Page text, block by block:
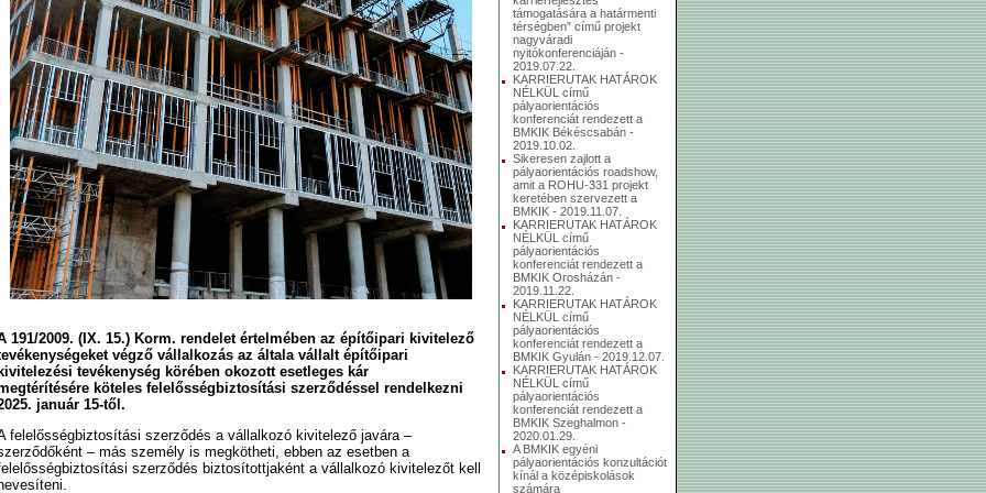
191/2009. (IX. 15.) Korm. rendelet értelmében az építőipari kivitelező
végző vállalkozás az általa vállalt építőipari
tevékenység körében okozott esetleges kár
köteles felelősségbiztosítási szerződéssel rendelkezni
január 15-től.
felelősségbiztosítási szerződés a vállalkozó kivitelező javára –
– más személy is megkötheti, ebben az esetben a
szerződés biztosítottjaként a vállalkozó kivitelezőt kell
támogatására a határmenti
térségben” című projekt
nagyváradi
nyitókonferenciáján -
2019.07.22.
KARRIERUTAK HATÁROK
NÉLKÜL című
pályaorientációs
konferenciát rendezett a
BMKIK Békéscsabán -
2019.10.02.
Sikeresen zajlott a
pályaorientációs roadshow,
amit a ROHU-331 projekt
keretében szervezett a
BMKIK - 2019.11.07.
KARRIERUTAK HATÁROK
NÉLKÜL című
pályaorientációs
konferenciát rendezett a
BMKIK Orosházán -
2019.11.22.
KARRIERUTAK HATÁROK
NÉLKÜL című
pályaorientációs
konferenciát rendezett a
BMKIK Gyulán - 2019.12.07.
KARRIERUTAK HATÁROK
NÉLKÜL című
pályaorientációs
konferenciát rendezett a
BMKIK Szeghalmon -
2020.01.29.
A BMKIK egyéni
pályaorientációs konzultációt
kínál a középiskolások
számára